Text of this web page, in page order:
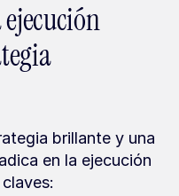
brillante y una
en la ejecución